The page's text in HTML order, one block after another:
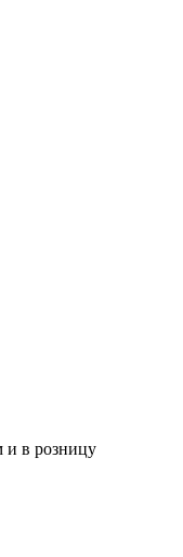
в розницу